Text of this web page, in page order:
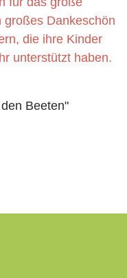
großes Dankeschön
die ihre Kinder
unterstützt haben.
Beeten"